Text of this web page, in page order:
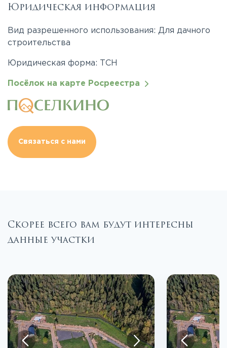
Юридическая информация
Вид разрешенного использования: Для дачного
строительства
Юридическая форма: ТСН
Посёлок на карте Росреестра
Связаться с нами
Скорее всего вам будут интересны
данные участки